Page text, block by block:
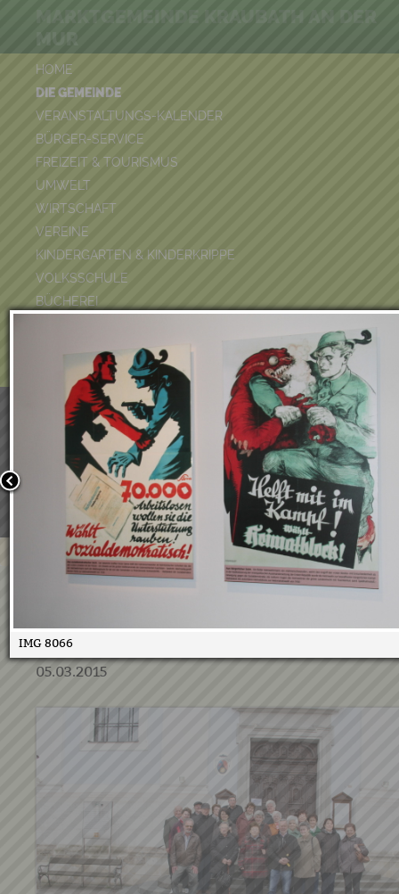
HOME
DIE GEMEINDE
VERANSTALTUNGS-KALENDER
BÜRGER-SERVICE
FREIZEIT & TOURISMUS
UMWELT
WIRTSCHAFT
VEREINE
KINDERGARTEN & KINDERKRIPPE
VOLKSSCHULE
BÜCHEREI
POOLKALENDER
MUR
Wir verwenden Cookies, um unsere Webseite für Sie
benutzerfreundlich zu gestalten. Wenn Sie fortfahren,
an, dass Sie mit der Verwendung von Cookies auf
einverstanden sind.
Weitere Informationen:Datenschutzerklärung/Cookie-
Bestätigen
Pensionistenverband Ausflug
Leoben
05.03.2015
IMG 8066